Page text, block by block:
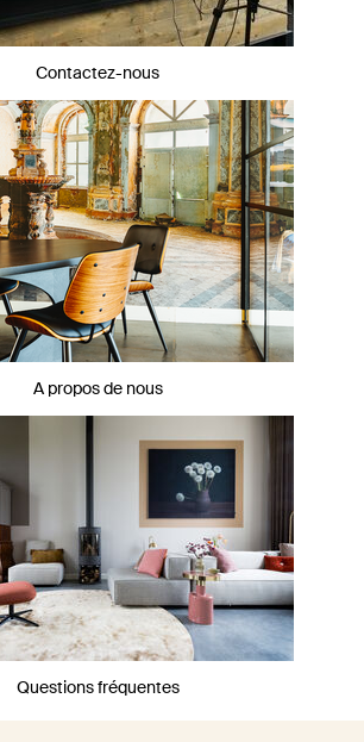
Contactez-nous
A propos de nous
Questions fréquentes